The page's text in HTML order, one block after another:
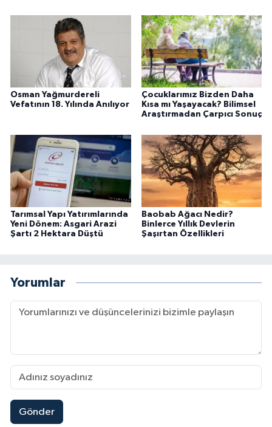
Osman Yağmurdereli
Vefatının 18. Yılında Anılıyor
Çocuklarımız Bizden Daha
Kısa mı Yaşayacak? Bilimsel
Araştırmadan Çarpıcı Sonuç
Tarımsal Yapı Yatırımlarında
Yeni Dönem: Asgari Arazi
Şartı 2 Hektara Düştü
Baobab Ağacı Nedir?
Binlerce Yıllık Devlerin
Şaşırtan Özellikleri
Yorumlar
Gönder